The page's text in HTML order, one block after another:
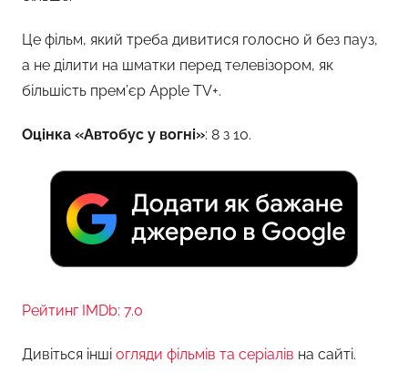
Це фільм, який треба дивитися голосно й без пауз,
а не ділити на шматки перед телевізором, як
більшість прем’єр Apple TV+.
Оцінка «Автобус у вогні»: 8 з 10.
Рейтинг IMDb: 7.0
Дивіться інші огляди фільмів та серіалів на сайті.